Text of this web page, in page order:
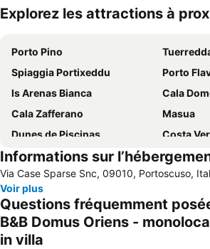
Explorez les attractions à
Porto Pino
Spiaggia Portixeddu
Porto
Is Arenas Bianca
Cala
Cala Zafferano
Masua
Dunes de Piscinas
Costa
Spiaggia Maladroxia
Costa
Spiaggia Fontanamare
Miniera di
Masua
Villaggio
Sant'Antioco
Spiaggia
Porto Botte
Informations sur
Via Case Sparse Snc, 09010, Portoscuso,
Voir plus
Questions fréquemment
B&B Domus Oriens -
in villa